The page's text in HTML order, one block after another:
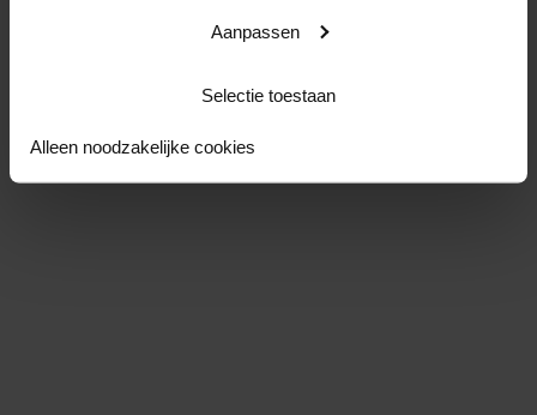
Aanpassen
Selectie toestaan
Alleen noodzakelijke cookies